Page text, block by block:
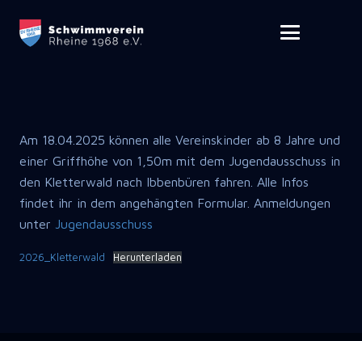
Am 18.04.2025 können alle Vereinskinder ab 8 Jahre und
einer Griffhöhe von 1,50m mit dem Jugendausschuss in
den Kletterwald nach Ibbenbüren fahren. Alle Infos
findet ihr in dem angehängten Formular. Anmeldungen
unter Jugendausschuss
2026_Kletterwald Herunterladen